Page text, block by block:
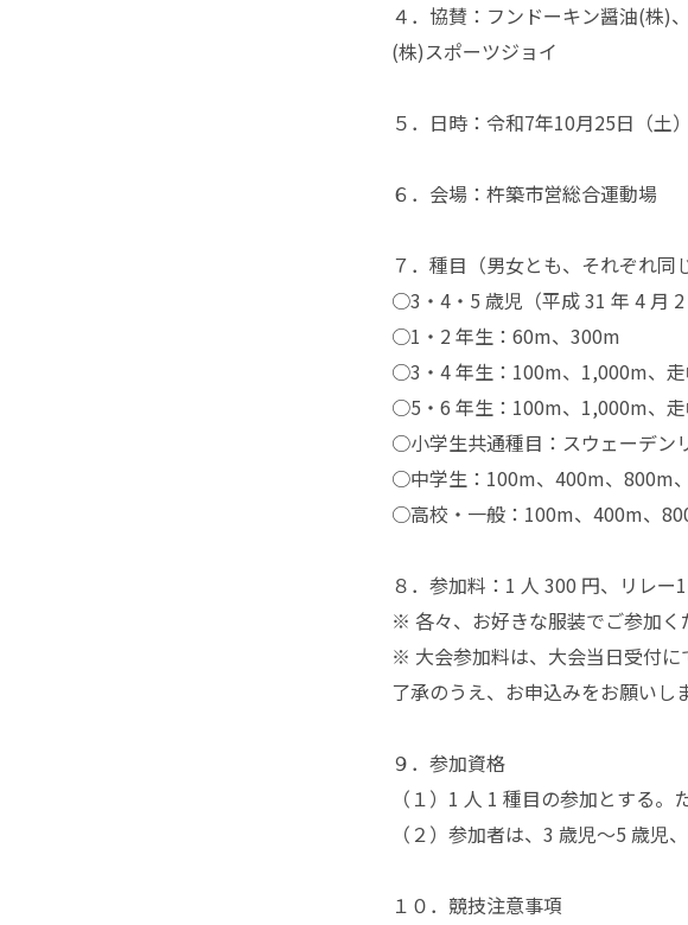
４．協賛：フンドーキン醤油(株)
(株)スポーツジョイ
５．日時：令和7年10月25日（
６．会場：杵築市営総合運動場
７．種目（男女とも、それぞれ同
○3・4・5 歳児（平成 31 年 4 月
○1・2 年生：60m、300m
○3・4 年生：100m、1,000m、
○5・6 年生：100m、1,000m、
○小学生共通種目：スウェーデン
○中学生：100m、400m、800m
○高校・一般：100m、400m、
８．参加料：1 人 300 円、リレー
※ 各々、お好きな服装でご参加く
※ 大会参加料は、大会当日受付に
了承のうえ、お申込みをお願いし
９．参加資格
（１）1 人 1 種目の参加とする。
（２）参加者は、3 歳児～5 歳児
１０．競技注意事項